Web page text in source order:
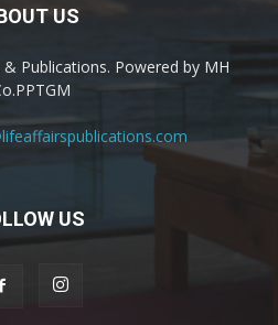
US
Publications. Powered by MH
US